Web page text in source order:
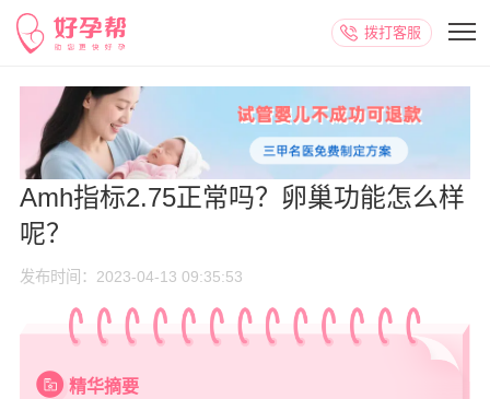
拨打客服
Amh指标2.75正常吗？卵巢功能怎么样
呢？
发布时间：2023-04-13 09:35:53
精华摘要